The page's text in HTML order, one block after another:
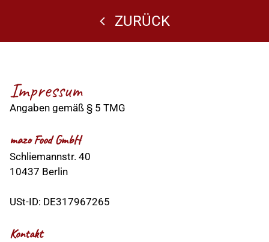
ZURÜCK
Impressum
Angaben gemäß § 5 TMG
mazo Food GmbH
Schliemannstr. 40
10437 Berlin
USt-ID: DE317967265
Kontakt